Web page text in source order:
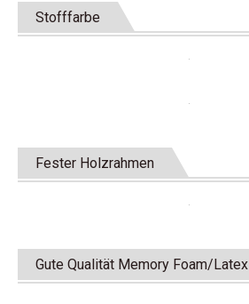
Stofffarbe
Fester Holzrahmen
Gute Qualität Memory Foam/Latex